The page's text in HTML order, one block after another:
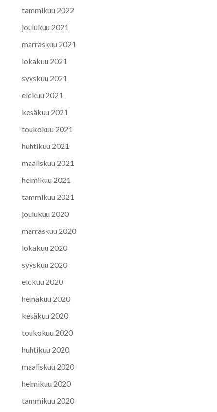
tammikuu 2022
joulukuu 2021
marraskuu 2021
lokakuu 2021
syyskuu 2021
elokuu 2021
kesäkuu 2021
toukokuu 2021
huhtikuu 2021
maaliskuu 2021
helmikuu 2021
tammikuu 2021
joulukuu 2020
marraskuu 2020
lokakuu 2020
syyskuu 2020
elokuu 2020
heinäkuu 2020
kesäkuu 2020
toukokuu 2020
huhtikuu 2020
maaliskuu 2020
helmikuu 2020
tammikuu 2020